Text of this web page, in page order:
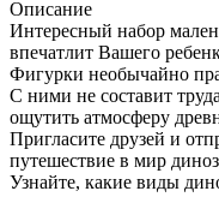
Описание
Интересный набор
впечатлит Вашего
Фигурки необычайно
С ними не составит
ощутить атмосферу
Пригласите друзей и
путешествие в мир
Узнайте, какие виды